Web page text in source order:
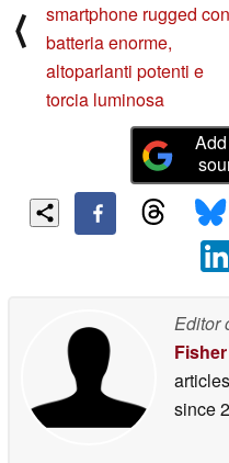
⟨
smartphone rugged con
batteria enorme,
altoparlanti potenti e
torcia luminosa
Editor
Fisher
since